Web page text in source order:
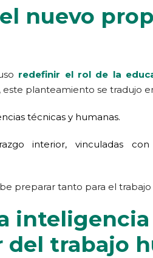
nuevo
redefinir el rol de la
planteamiento se tradujo
técnicas y humanas.
interior, vinculadas
preparar tanto para el
del trabajo